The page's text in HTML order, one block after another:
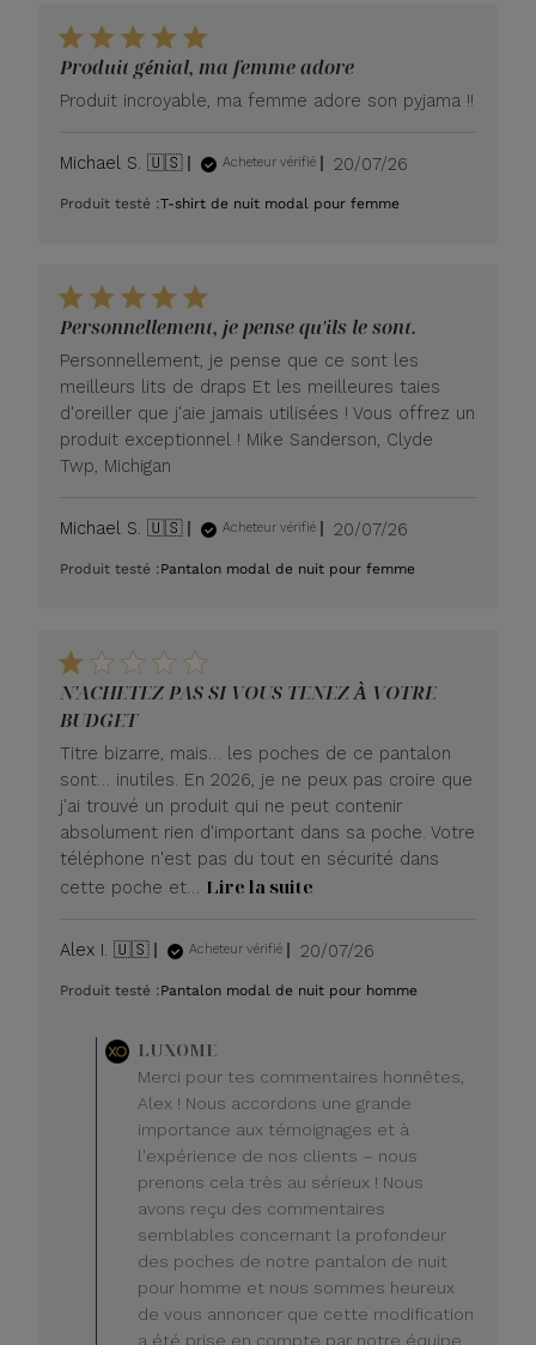
Produit génial, ma femme adore
Produit incroyable, ma femme adore son pyjama !!
Michael S. 🇺🇸 Acheteur vérifié
Date
publication
20/07/26
Produit testé :T-shirt de nuit modal pour femme
Personnellement, je pense qu'ils le sont.
Personnellement, je pense que ce sont les
meilleurs lits de draps Et les meilleures taies
d'oreiller que j'aie jamais utilisées ! Vous offrez un
produit exceptionnel ! Mike Sanderson, Clyde
Twp, Michigan
Michael S. 🇺🇸 Acheteur vérifié
Date
publication
20/07/26
Produit testé :Pantalon modal de nuit pour femme
N'ACHETEZ PAS SI VOUS TENEZ À VOTRE
BUDGET
Titre bizarre, mais… les poches de ce pantalon
sont… inutiles. En 2026, je ne peux pas croire que
j'ai trouvé un produit qui ne peut contenir
absolument rien d'important dans sa poche. Votre
téléphone n'est pas du tout en sécurité dans
cette poche et… Lire la suite
Alex I. 🇺🇸 Acheteur vérifié
Date
publication
20/07/26
Produit testé :Pantalon modal de nuit pour homme
du
propriétaire
du
magasin
sur
l'avis
de
LUXOME
lundi
20
juillet
LUXOME
Merci pour tes commentaires honnêtes,
Alex ! Nous accordons une grande
importance aux témoignages et à
l'expérience de nos clients – nous
prenons cela très au sérieux ! Nous
avons reçu des commentaires
semblables concernant la profondeur
des poches de notre pantalon de nuit
pour homme et nous sommes heureux
de vous annoncer que cette modification
a été prise en compte par notre équipe